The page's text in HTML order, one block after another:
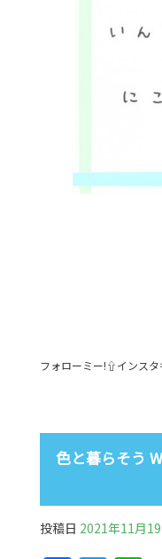
フォローミー!⇧インス
色と暮らそう
投稿日 2021年11月